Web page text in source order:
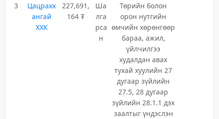
3
Цацрахх
ангай
ХХК
227,691,
164 ₮
Ша
лга
рса
н
Төрийн болон
орон нутгийн
өмчийн хөрөнгөөр
бараа, ажил,
үйлчилгээ
худалдан авах
тухай хуулийн 27
дугаар зүйлийн
27.5, 28 дугаар
зүйлийн 28.1.1 дэх
заалтыг үндэслэн